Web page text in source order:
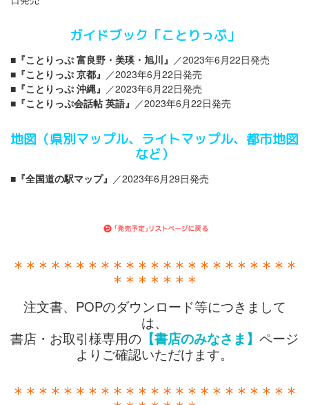
ガイドブック「ことりっぷ」
■『ことりっぷ 富良野・美瑛・旭川』 ／2023年6月22日発売
■『ことりっぷ 京都』 ／2023年6月22日発売
■『ことりっぷ 沖縄』 ／2023年6月22日発売
■『ことりっぷ会話帖 英語』 ／2023年6月22日発売
地図（県別マップル、ライトマップル、都市地図
など）
■『全国道の駅マップ』 ／2023年6月29日発売
＊＊＊＊＊＊＊＊＊＊＊＊＊＊＊＊＊＊＊＊＊＊＊
＊＊＊＊＊＊＊
注文書、POPのダウンロード等につきまして
は、
書店・お取引様専用の 【書店のみなさま】 ページ
よりご確認いただけます。
＊＊＊＊＊＊＊＊＊＊＊＊＊＊＊＊＊＊＊＊＊＊＊